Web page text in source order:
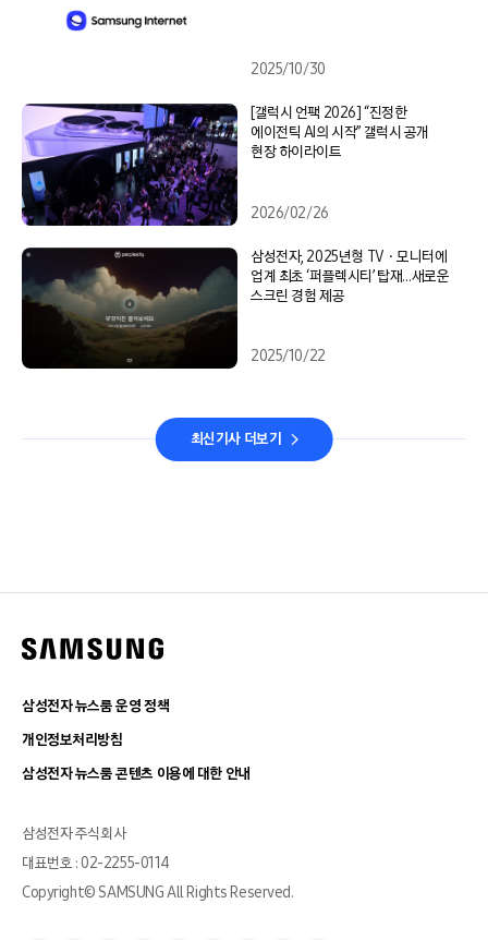
2025/10/30
[갤럭시 언팩 2026] “진정한
에이전틱 AI의 시작” 갤럭시 공개
현장 하이라이트
2026/02/26
삼성전자, 2025년형 TVㆍ모니터에
업계 최초 ‘퍼플렉시티’ 탑재…새로운
스크린 경험 제공
2025/10/22
최신기사 더보기
삼성전자 뉴스룸 운영 정책
개인정보처리방침
삼성전자 뉴스룸 콘텐츠 이용에 대한 안내
삼성전자 주식회사
대표번호 : 02-2255-0114
Copyright© SAMSUNG All Rights Reserved.